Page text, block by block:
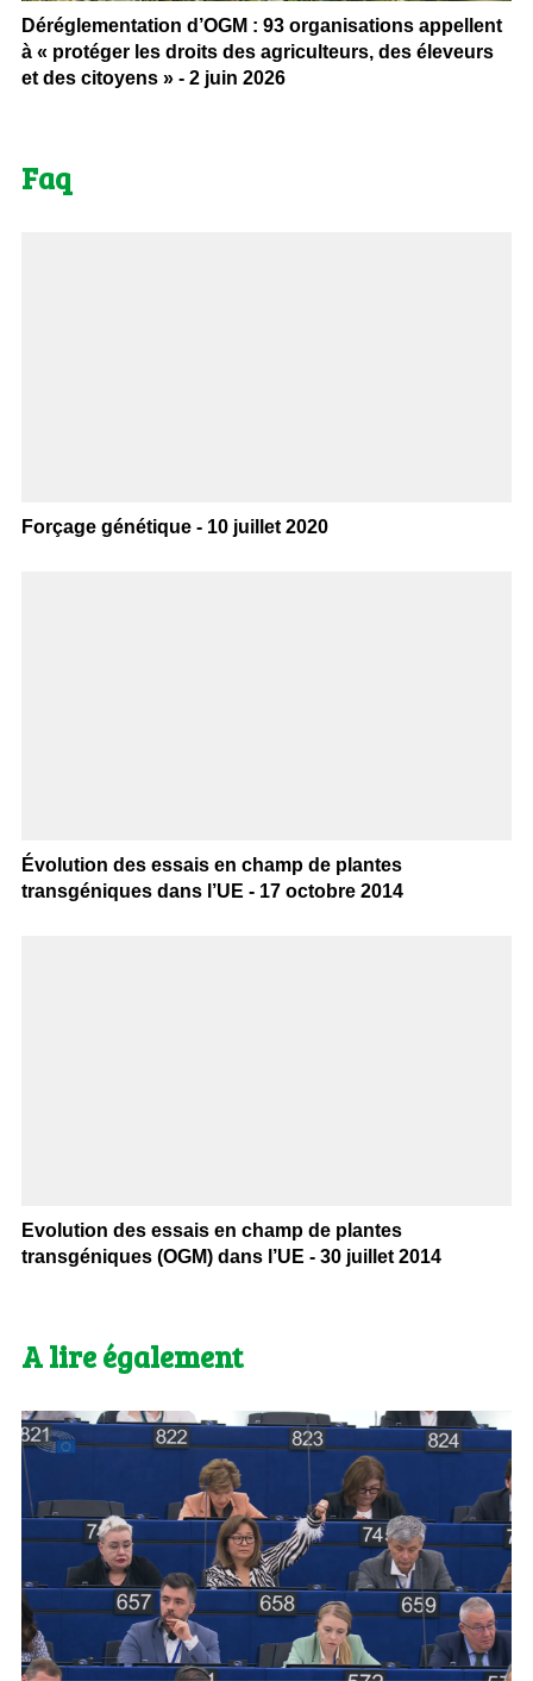
Déréglementation d’OGM : 93 organisations appellent
à « protéger les droits des agriculteurs, des éleveurs
et des citoyens » - 2 juin 2026
Faq
Forçage génétique - 10 juillet 2020
Évolution des essais en champ de plantes
transgéniques dans l’UE - 17 octobre 2014
Evolution des essais en champ de plantes
transgéniques (OGM) dans l’UE - 30 juillet 2014
A lire également